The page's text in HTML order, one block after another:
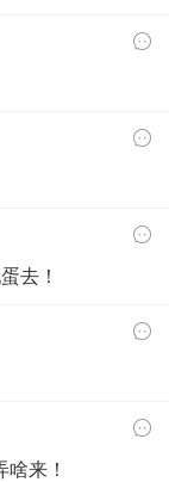
去！
来！